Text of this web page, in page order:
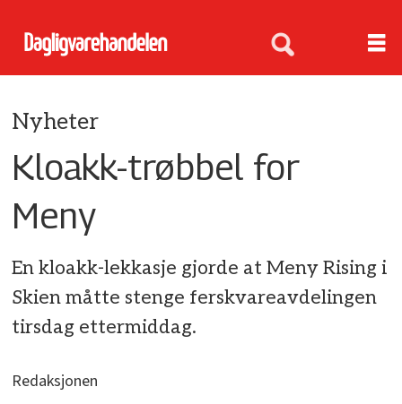
Nyheter
Kloakk-trøbbel for
Meny
En kloakk-lekkasje gjorde at Meny Rising i
Skien måtte stenge ferskvareavdelingen
tirsdag ettermiddag.
Redaksjonen